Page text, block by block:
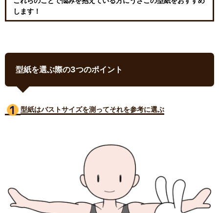
します！
型紙を選ぶ際の3つのポイント
型紙はバストサイズを測ってそれを参考に選ぶ